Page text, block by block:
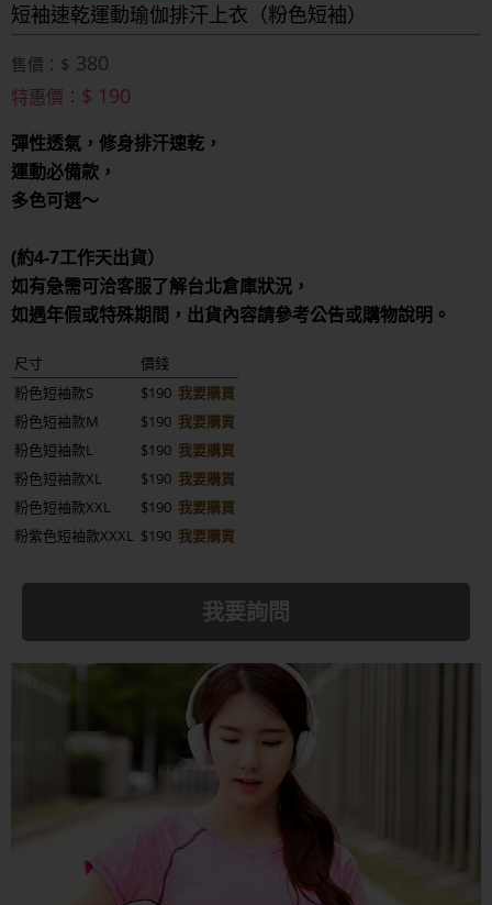
短袖速乾運動瑜伽排汗上衣（粉色短袖）
售價：$ 380
特惠價： $ 190
彈性透氣，修身排汗速乾，
運動必備款，
多色可選～
(約4-7工作天出貨）
如有急需可洽客服了解台北倉庫狀況，
如遇年假或特殊期間，出貨內容請參考公告或購物說明。
尺寸
價錢
粉色短袖款S
$190 我要購買
粉色短袖款M
$190 我要購買
粉色短袖款L
$190 我要購買
粉色短袖款XL
$190 我要購買
粉色短袖款XXL
$190 我要購買
粉紫色短袖款XXXL $190 我要購買
我要詢問